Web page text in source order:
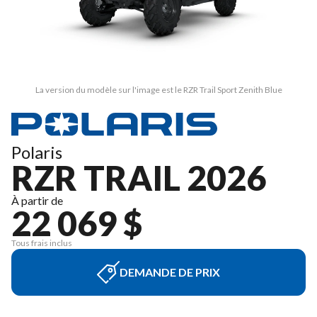
La version du modèle sur l'image est le RZR Trail Sport Zenith Blue
Polaris
RZR TRAIL 2026
À partir de
22 069 $
Tous frais inclus
DEMANDE DE PRIX